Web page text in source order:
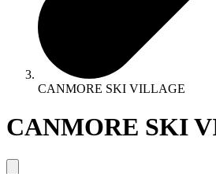
CANMORE SKI VILLAGE
CANMORE SKI